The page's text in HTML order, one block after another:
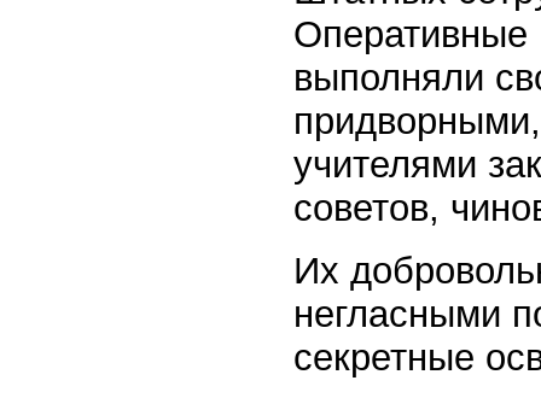
Оперативные
выполняли
учителями
советов,
Их
негласными
секретные